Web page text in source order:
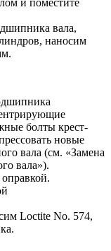
вала,
наносим
болты крест-
новые
вала (см. «Замена
вала»).
Loctite No. 574,